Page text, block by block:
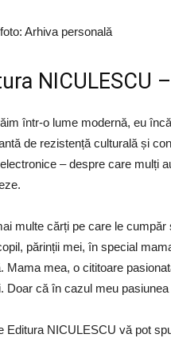
Arhiva personală
NICULESCU
într-o lume modernă, eu
de rezistență culturală și
– despre care mulți
multe cărți pe care le cumpăr
părinții mei, în special
Mama mea, o cititoare
Doar că în cazul meu
Editura NICULESCU vă pot